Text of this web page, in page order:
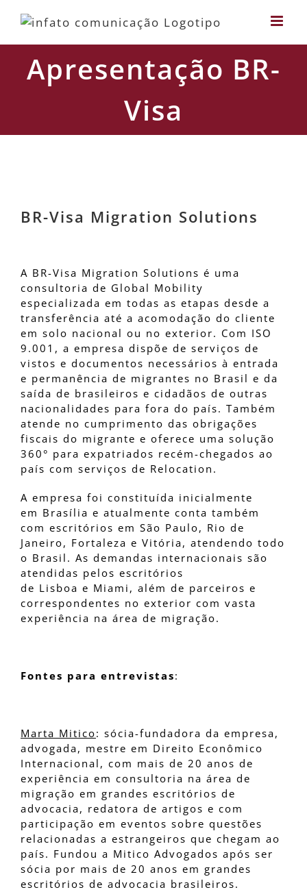
content
Apresentação BR-
Visa
BR-Visa Migration Solutions
A BR-Visa Migration Solutions é uma
consultoria de Global Mobility
especializada em todas as etapas desde a
transferência até a acomodação do cliente
em solo nacional ou no exterior. Com ISO
9.001, a empresa dispõe de serviços de
vistos e documentos necessários à entrada
e permanência de migrantes no Brasil e da
saída de brasileiros e cidadãos de outras
nacionalidades para fora do país. Também
atende no cumprimento das obrigações
fiscais do migrante e oferece uma solução
360° para expatriados recém-chegados ao
país com serviços de Relocation.
A empresa foi constituída inicialmente
em Brasília e atualmente conta também
com escritórios em São Paulo, Rio de
Janeiro, Fortaleza e Vitória, atendendo todo
o Brasil. As demandas internacionais são
atendidas pelos escritórios
de Lisboa e Miami, além de parceiros e
correspondentes no exterior com vasta
experiência na área de migração.
Fontes para entrevistas:
Marta Mitico: sócia-fundadora da empresa,
advogada, mestre em Direito Econômico
Internacional, com mais de 20 anos de
experiência em consultoria na área de
migração em grandes escritórios de
advocacia, redatora de artigos e com
participação em eventos sobre questões
relacionadas a estrangeiros que chegam ao
país. Fundou a Mitico Advogados após ser
sócia por mais de 20 anos em grandes
escritórios de advocacia brasileiros.